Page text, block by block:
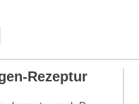
Rezeptur